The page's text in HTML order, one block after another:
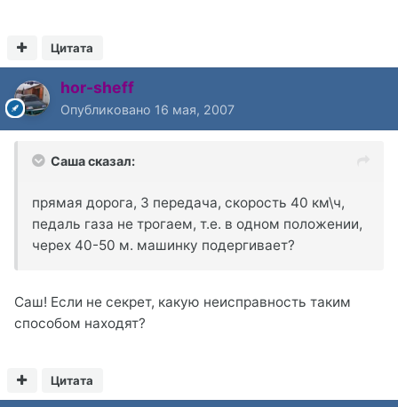
Цитата
hor-sheff
Опубликовано 16 мая, 2007
Саша сказал:
прямая дорога, 3 передача, скорость 40 км\ч,
педаль газа не трогаем, т.е. в одном положении,
черех 40-50 м. машинку подергивает?
Саш! Если не секрет, какую неисправность таким
способом находят?
Цитата